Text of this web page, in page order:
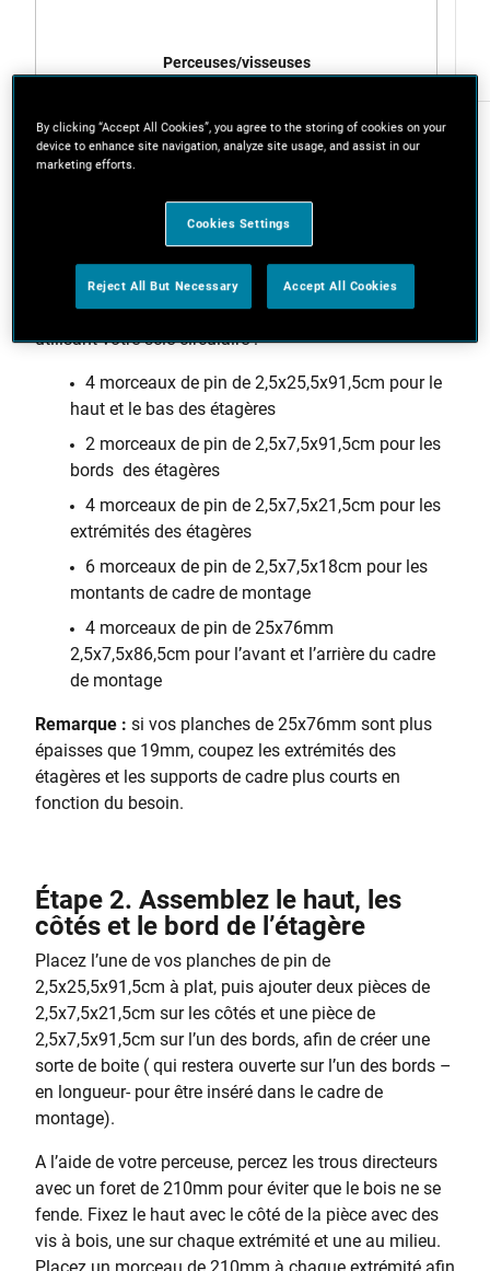
Perceuses/visseuses
Pas à pas
Étape 1. Coupez les pièces de
Coupez les pièces suivantes pour créer votre étagère
suspendue ainsi que les cadres de montage, en
utilisant votre scie circulaire :
4 morceaux de pin de 2,5x25,5x91,5cm pour le
haut et le bas des étagères
2 morceaux de pin de 2,5x7,5x91,5cm pour les
bords des étagères
4 morceaux de pin de 2,5x7,5x21,5cm pour les
extrémités des étagères
6 morceaux de pin de 2,5x7,5x18cm pour les
montants de cadre de montage
4 morceaux de pin de 25x76mm
2,5x7,5x86,5cm pour l’avant et l’arrière du cadre
de montage
Remarque : si vos planches de 25x76mm sont plus
épaisses que 19mm, coupez les extrémités des
étagères et les supports de cadre plus courts en
fonction du besoin.
Étape 2. Assemblez le haut, les
côtés et le bord de l’étagère
Placez l’une de vos planches de pin de
2,5x25,5x91,5cm à plat, puis ajouter deux pièces de
2,5x7,5x21,5cm sur les côtés et une pièce de
2,5x7,5x91,5cm sur l’un des bords, afin de créer une
sorte de boite ( qui restera ouverte sur l’un des bords –
en longueur- pour être inséré dans le cadre de
montage).
A l’aide de votre perceuse, percez les trous directeurs
avec un foret de 210mm pour éviter que le bois ne se
fende. Fixez le haut avec le côté de la pièce avec des
vis à bois, une sur chaque extrémité et une au milieu.
By clicking “Accept All Cookies”, you agree to the storing of cookies on your
device to enhance site navigation, analyze site usage, and assist in our
marketing efforts.
Cookies Settings
Reject All But Necessary Accept All Cookies